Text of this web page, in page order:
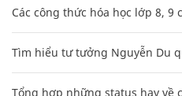
Các công thức hóa học lớp 8, 9
Tìm hiểu tư tưởng Nguyễn Du
Tổng hợp những status hay về